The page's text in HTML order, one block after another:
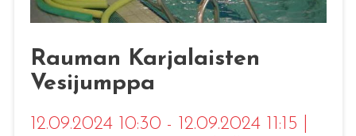
Rauman Karjalaisten
Vesijumppa
12.09.2024 10:30 - 12.09.2024 11:15